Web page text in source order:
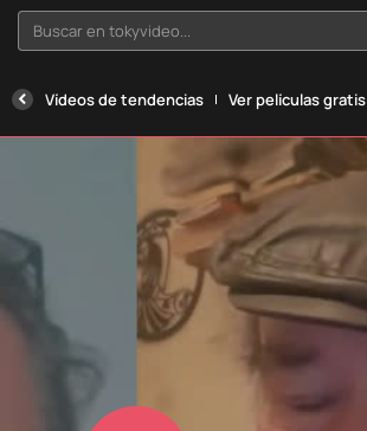
Buscar en tokyvideo...
Vídeos de tendencias Ver películas gratis